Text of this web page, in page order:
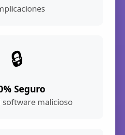
🔒
Seguro
software malicioso